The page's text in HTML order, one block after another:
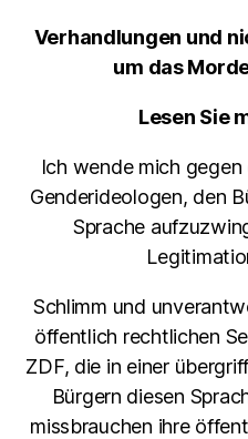
Verhandlungen und
um das
Lesen Sie
Ich wende mich
Genderideologen, den
Sprache
Schlimm und
öffentlich rechtlichen
ZDF, die in einer
Bürgern diesen
missbrauchen ihre